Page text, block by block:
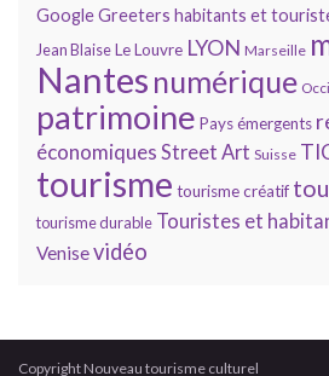
GoogleGreeters habitants et
Jean BlaiseLe Louvre LYON Marseille
Nantes numérique
patrimoine Pays émergents
économiques Street Art Suisse
tourisme tourisme créatif
tourisme durable Touristes et
Venisevidéo
Copyright Nouveau tourisme culturel